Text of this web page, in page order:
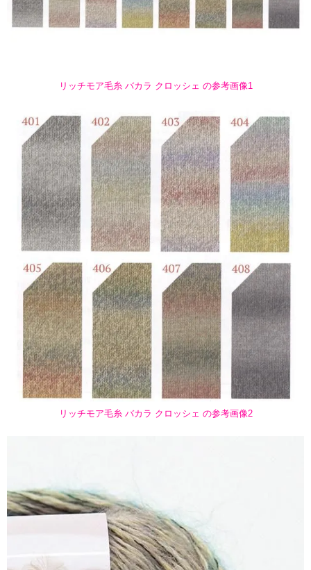
リッチモア毛糸 バカラ クロッシェ の参考画像1
リッチモア毛糸 バカラ クロッシェ の参考画像2